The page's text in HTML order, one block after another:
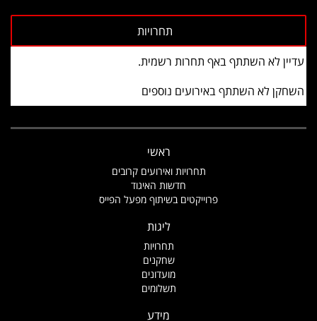
עדיין לא השתתף באף תחרות רשמית.
השחקן לא השתתף באירועים נוספים
ראשי
תחרויות ואירועים קרובים
חדשות האיגוד
פרוייקטים בשיתוף מפעל הפייס
ליגות
תחרויות
שחקנים
מועדונים
תשלומים
מידע